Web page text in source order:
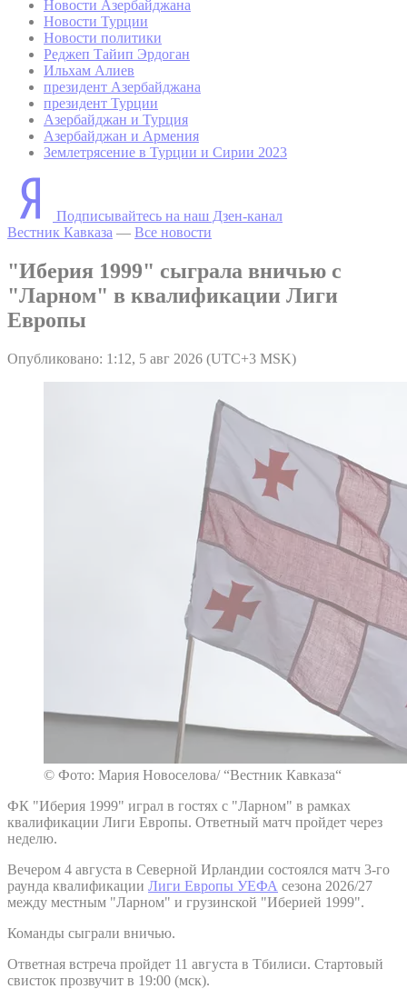
Новости Азербайджана
Новости Турции
Новости политики
Реджеп Тайип Эрдоган
Ильхам Алиев
президент Азербайджана
президент Турции
Азербайджан и Турция
Азербайджан и Армения
Землетрясение в Турции и Сирии 2023
Подписывайтесь на наш Дзен-канал
Вестник Кавказа — Все новости
"Иберия 1999" сыграла вничью с
"Ларном" в квалификации Лиги
Европы
Опубликовано: 1:12, 5 авг 2026 (UTC+3 MSK)
© Фото: Мария Новоселова/ “Вестник Кавказа“
ФК "Иберия 1999" играл в гостях с "Ларном" в рамках
квалификации Лиги Европы. Ответный матч пройдет через
неделю.
Вечером 4 августа в Северной Ирландии состоялся матч 3-го
раунда квалификации Лиги Европы УЕФА сезона 2026/27
между местным "Ларном" и грузинской "Иберией 1999".
Команды сыграли вничью.
Ответная встреча пройдет 11 августа в Тбилиси. Стартовый
свисток прозвучит в 19:00 (мск).